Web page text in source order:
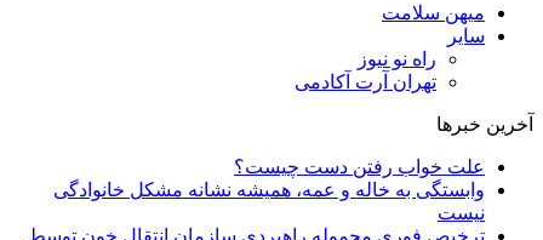
میهن سلامت
سایر
راه نو نیوز
تهران آرت آکادمی
آخرین خبرها
علت خواب رفتن دست چیست؟
وابستگی به خاله و عمه، همیشه نشانه مشکل خانوادگی
نیست
ترخیص فوری محموله راهبردی سازمان انتقال خون توسط